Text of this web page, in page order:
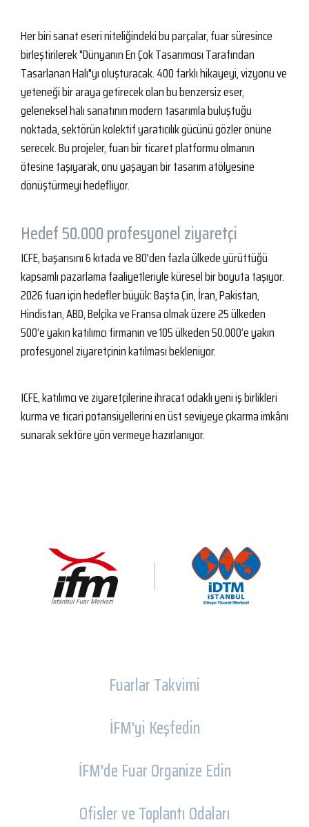
Her biri sanat eseri niteliğindeki bu parçalar, fuar süresince
birleştirilerek "Dünyanın En Çok Tasarımcısı Tarafından
Tasarlanan Halı"yı oluşturacak. 400 farklı hikayeyi, vizyonu ve
yeteneği bir araya getirecek olan bu benzersiz eser,
geleneksel halı sanatının modern tasarımla buluştuğu
noktada, sektörün kolektif yaratıcılık gücünü gözler önüne
serecek. Bu projeler, fuarı bir ticaret platformu olmanın
ötesine taşıyarak, onu yaşayan bir tasarım atölyesine
dönüştürmeyi hedefliyor.
Hedef 50.000 profesyonel ziyaretçi
ICFE, başarısını 6 kıtada ve 80'den fazla ülkede yürüttüğü
kapsamlı pazarlama faaliyetleriyle küresel bir boyuta taşıyor.
2026 fuarı için hedefler büyük: Başta Çin, İran, Pakistan,
Hindistan, ABD, Belçika ve Fransa olmak üzere 25 ülkeden
500’e yakın katılımcı firmanın ve 105 ülkeden 50.000’e yakın
profesyonel ziyaretçinin katılması bekleniyor.
ICFE, katılımcı ve ziyaretçilerine ihracat odaklı yeni iş birlikleri
kurma ve ticari potansiyellerini en üst seviyeye çıkarma imkânı
sunarak sektöre yön vermeye hazırlanıyor.
Fuarlar Takvimi
İFM'yi Keşfedin
İFM'de Fuar Organize Edin
Ofisler ve Toplantı Odaları